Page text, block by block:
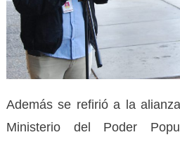
Además se refirió a la
Ministerio del Poder